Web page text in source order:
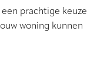
prachtige keuze
woning kunnen